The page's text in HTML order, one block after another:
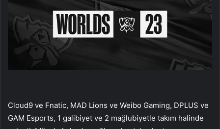
Cloud9 ve Fnatic, MAD Lions ve Weibo Gaming, DPLUS ve
GAM Esports, 1 galibiyet ve 2 mağlubiyetle takım halinde